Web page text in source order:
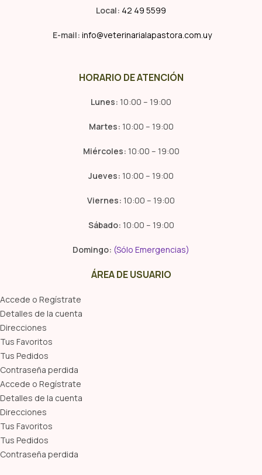
Local: 42 49 5599
E-mail: info@veterinarialapastora.com.uy
HORARIO DE ATENCIÓN
Lunes: 10:00 – 19:00
Martes: 10:00 – 19:00
Miércoles: 10:00 – 19:00
Jueves: 10:00 – 19:00
Viernes: 10:00 – 19:00
Sábado: 10:00 – 19:00
Domingo: (Sólo Emergencias)
ÁREA DE USUARIO
Accede o Regístrate
Detalles de la cuenta
Direcciones
Tus Favoritos
Tus Pedidos
Contraseña perdida
Accede o Regístrate
Detalles de la cuenta
Direcciones
Tus Favoritos
Tus Pedidos
Contraseña perdida